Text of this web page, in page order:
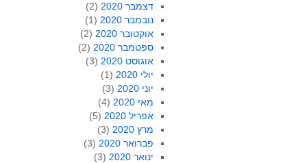
דצמבר 2020
(2)
נובמבר 2020
(1)
אוקטובר 2020
(2)
ספטמבר 2020
(2)
אוגוסט 2020
(3)
יולי 2020
(1)
יוני 2020
(3)
מאי 2020
(4)
אפריל 2020
(5)
מרץ 2020
(3)
פברואר 2020
(3)
ינואר 2020
(3)